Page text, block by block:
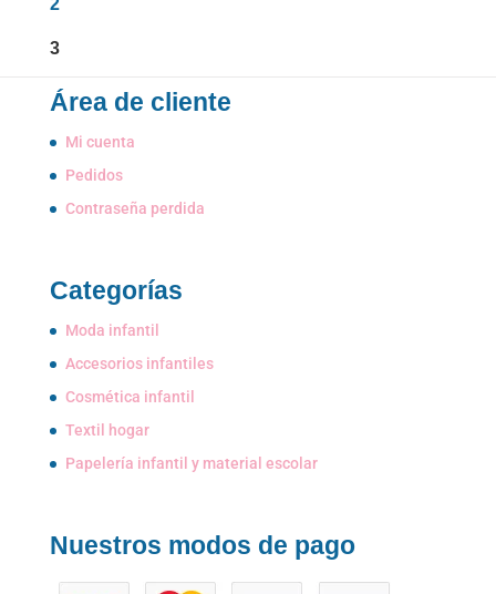
2
3
Área de cliente
Mi cuenta
Pedidos
Contraseña perdida
Categorías
Moda infantil
Accesorios infantiles
Cosmética infantil
Textil hogar
Papelería infantil y material escolar
Nuestros modos de pago